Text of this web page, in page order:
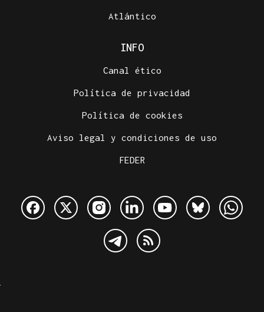
Atlántico
INFO
Canal ético
Política de privacidad
Política de cookies
Aviso legal y condiciones de uso
FEDER